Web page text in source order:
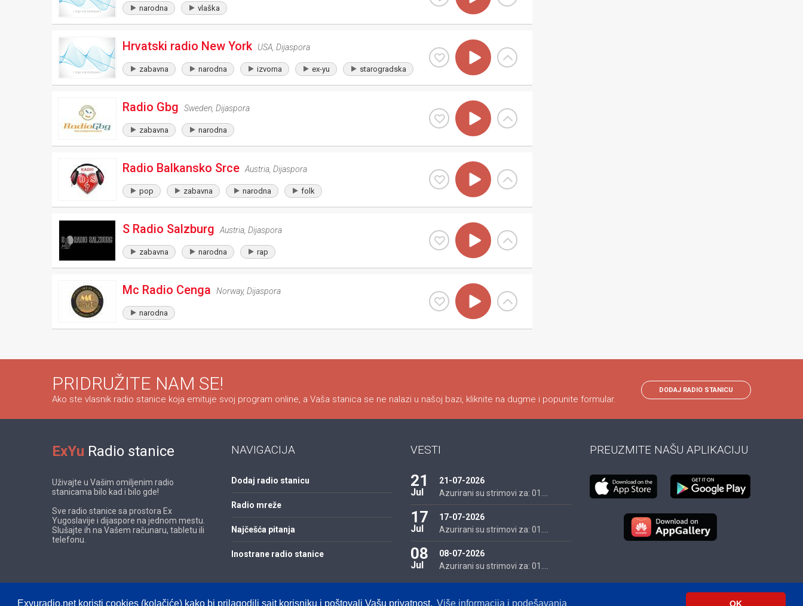
Exyuradio.net koristi cookies (kolačiće) kako bi prilagodili sajt korisniku i poštovali Vašu privatnost. Više informacija i podešavanja OK
narodna vlaška
Hrvatski radio New York USA Dijaspora
zabavna narodna izvorna ex-yu starogradska
Radio Gbg Sweden Dijaspora
zabavna narodna
Radio Balkansko Srce Austria Dijaspora
pop zabavna narodna folk
S Radio Salzburg Austria Dijaspora
zabavna narodna rap
Mc Radio Cenga Norway, Dijaspora
narodna
PRIDRUŽITE NAM SE!
Ako ste vlasnik radio stanice koja emituje svoj program online, a Vaša stanica se ne nalazi u našoj bazi, kliknite na dugme i popunite formular.
DODAJ RADIO STANICU
ExYu Radio stanice
Uživajte u Vašim omiljenim radio
stanicama bilo kad i bilo gde!
Sve radio stanice sa prostora Ex
Yugoslavije i dijaspore na jednom mestu.
Slušajte ih na Vašem računaru, tabletu ili
telefonu.
NAVIGACIJA
Dodaj radio stanicu
Radio mreže
Najčešća pitanja
Inostrane radio stanice
VESTI
21
Jul
21-07-2026
Azurirani su strimovi za: 01....
17
Jul
17-07-2026
Azurirani su strimovi za: 01....
08
Jul
08-07-2026
Azurirani su strimovi za: 01....
PREUZMITE NAŠU APLIKACIJU